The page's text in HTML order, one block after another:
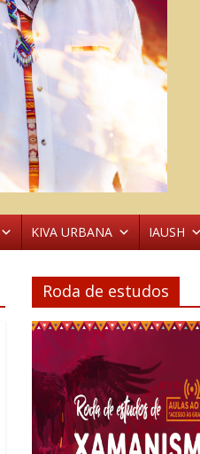
KIVA URBANA IAUSH
Roda de estudos